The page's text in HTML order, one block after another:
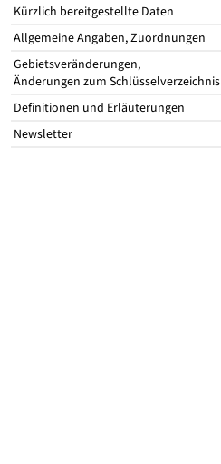
Kürzlich bereitgestellte Daten
Allgemeine Angaben, Zuordnungen
Gebietsveränderungen,
Änderungen zum Schlüsselverzeichnis
Definitionen und Erläuterungen
Newsletter